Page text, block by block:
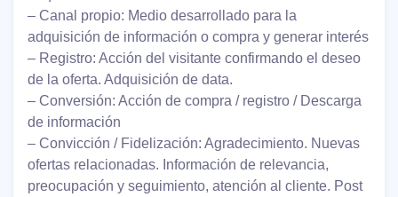
– Canal propio: Medio desarrollado para la
adquisición de información o compra y generar interés
– Registro: Acción del visitante confirmando el deseo
de la oferta. Adquisición de data.
– Conversión: Acción de compra / registro / Descarga
de información
– Convicción / Fidelización: Agradecimiento. Nuevas
ofertas relacionadas. Información de relevancia,
preocupación y seguimiento, atención al cliente. Post